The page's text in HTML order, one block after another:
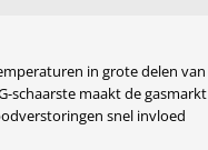
in grote delen van
schaarste maakt de gasmarkt
snel invloed